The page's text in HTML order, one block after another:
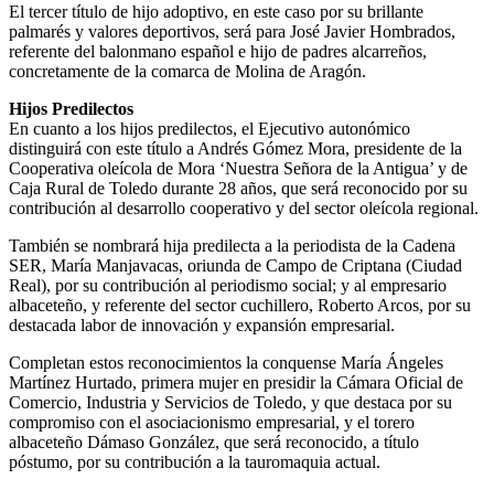
El tercer título de hijo adoptivo, en este caso por su brillante
palmarés y valores deportivos, será para José Javier Hombrados,
referente del balonmano español e hijo de padres alcarreños,
concretamente de la comarca de Molina de Aragón.
Hijos Predilectos
En cuanto a los hijos predilectos, el Ejecutivo autonómico
distinguirá con este título a Andrés Gómez Mora, presidente de la
Cooperativa oleícola de Mora ‘Nuestra Señora de la Antigua’ y de
Caja Rural de Toledo durante 28 años, que será reconocido por su
contribución al desarrollo cooperativo y del sector oleícola regional.
También se nombrará hija predilecta a la periodista de la Cadena
SER, María Manjavacas, oriunda de Campo de Criptana (Ciudad
Real), por su contribución al periodismo social; y al empresario
albaceteño, y referente del sector cuchillero, Roberto Arcos, por su
destacada labor de innovación y expansión empresarial.
Completan estos reconocimientos la conquense María Ángeles
Martínez Hurtado, primera mujer en presidir la Cámara Oficial de
Comercio, Industria y Servicios de Toledo, y que destaca por su
compromiso con el asociacionismo empresarial, y el torero
albaceteño Dámaso González, que será reconocido, a título
póstumo, por su contribución a la tauromaquia actual.